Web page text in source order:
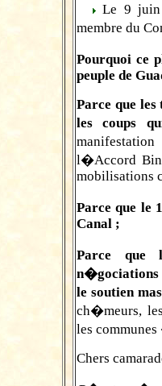
Le 9
membre du
Pourquoi ce
peuple de
Parce que
les coups
l�Accord
mobilisations
Parce que le
Canal ;
Parce que
n�gociations
le soutien
ch�meurs,
les
Chers